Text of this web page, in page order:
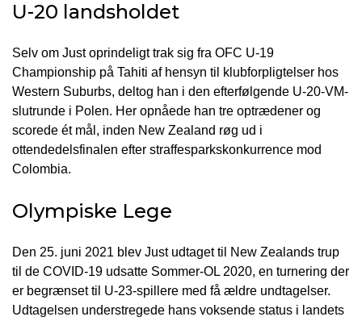
U-20 landsholdet
Selv om Just oprindeligt trak sig fra OFC U-19
Championship på Tahiti af hensyn til klubforpligtelser hos
Western Suburbs, deltog han i den efterfølgende U-20-VM-
slutrunde i Polen. Her opnåede han tre optrædener og
scorede ét mål, inden New Zealand røg ud i
ottendedelsfinalen efter straffesparkskonkurrence mod
Colombia.
Olympiske Lege
Den 25. juni 2021 blev Just udtaget til New Zealands trup
til de COVID-19 udsatte Sommer-OL 2020, en turnering der
er begrænset til U-23-spillere med få ældre undtagelser.
Udtagelsen understregede hans voksende status i landets